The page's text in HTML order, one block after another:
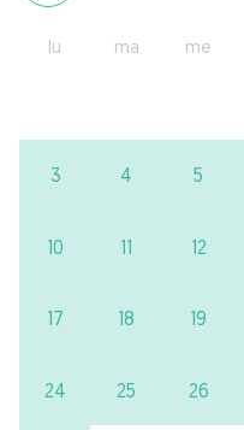
lu ma me
3 4 5
10 11 12
17 18 19
24 25 26